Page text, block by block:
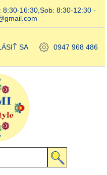
8:30-16:30,Sob: 8:30-12:30 -
SA 0947 968 486